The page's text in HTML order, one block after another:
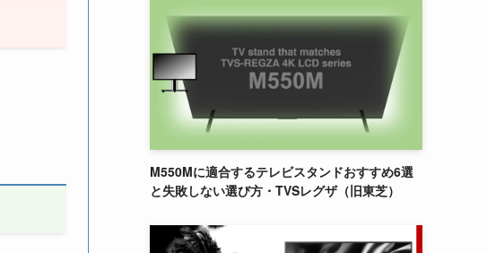
M550Mに適合するテレビスタンドおすすめ6選
と失敗しない選び方・TVSレグザ（旧東芝）